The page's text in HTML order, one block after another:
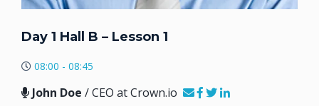
Day 1 Hall B – Lesson 1
08:00 - 08:45
John Doe / CEO at Crown.io